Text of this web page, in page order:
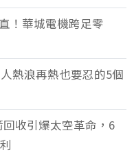
！華城電機跨足零
熱浪再熱也要忍的5個
收引爆太空革命，6